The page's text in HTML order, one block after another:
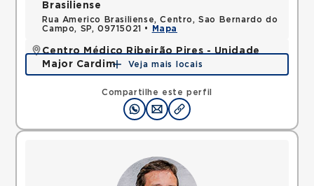
Compartilhe este perfil
Brasiliense
Rua Americo Brasiliense, Centro, Sao Bernardo do
Campo, SP, 09715021 •
Mapa
Centro Médico Ribeirão Pires - Unidade
Major Cardim
Rua Major Cardim, Suissa, Ribeirao Pires, SP,
Mapa
Veja mais locais